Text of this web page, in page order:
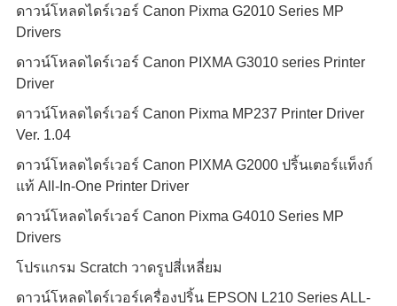
ดาวน์โหลดไดร์เวอร์ Canon Pixma G2010 Series MP
Drivers
ดาวน์โหลดไดร์เวอร์ Canon PIXMA G3010 series Printer
Driver
ดาวน์โหลดไดร์เวอร์ Canon Pixma MP237 Printer Driver
Ver. 1.04
ดาวน์โหลดไดร์เวอร์ Canon PIXMA G2000 ปริ้นเตอร์แท็งก์
แท้ All-In-One Printer Driver
ดาวน์โหลดไดร์เวอร์ Canon Pixma G4010 Series MP
Drivers
โปรแกรม Scratch วาดรูปสี่เหลี่ยม
ดาวน์โหลดไดร์เวอร์เครื่องปริ้น EPSON L210 Series ALL-